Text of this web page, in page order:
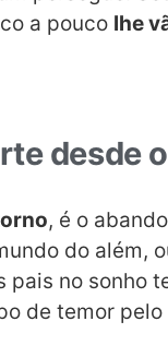
a pouco lhe
desde
, é o
do além,
pais no sonho
de temor